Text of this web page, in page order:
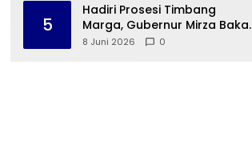
5
Hadiri Prosesi Timbang
Marga, Gubernur Mirza Bakal
Hidupkan 15 Desa Budaya
8 Juni 2026 0